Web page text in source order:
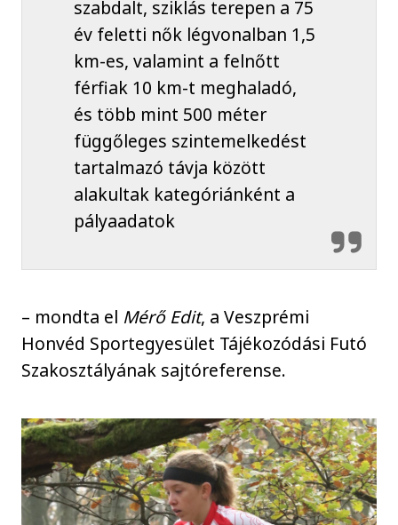
szabdalt, sziklás terepen a 75
év feletti nők légvonalban 1,5
km-es, valamint a felnőtt
férfiak 10 km-t meghaladó,
és több mint 500 méter
függőleges szintemelkedést
tartalmazó távja között
alakultak kategóriánként a
pályaadatok
– mondta el Mérő Edit, a Veszprémi
Honvéd Sportegyesület Tájékozódási Futó
Szakosztályának sajtóreferense.